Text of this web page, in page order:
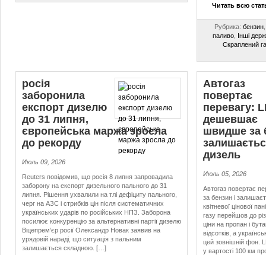
Читать всю
Рубрика: бензин
паливо Інші
Скраплений
росія
заборонила
експорт дизелю
до 31 липня,
європейська маржа зросла
до рекорду
Июль 09, 2026
Reuters повідомив, що росія 8 липня запровадила
заборону на експорт дизельного пального до 31
липня. Рішення ухвалили на тлі дефіциту пального,
черг на АЗС і стрибків цін після систематичних
українських ударів по російських НПЗ. Заборона
посилює конкуренцію за альтернативні партії дизелю
Віцепрем’єр росії Олександр Новак заявив на
урядовій нараді, що ситуація з пальним
залишається складною. […]
Автогаз
повертає
перевагу:
дешевшає
швидше за
дизель
Июль 05, 2026
Автогаз повертає
за бензин і
квітневої цінової
газу перейшов до
ціни на пропан і
відсотків, а
цей зовнішній фон.
у вартості 100 км